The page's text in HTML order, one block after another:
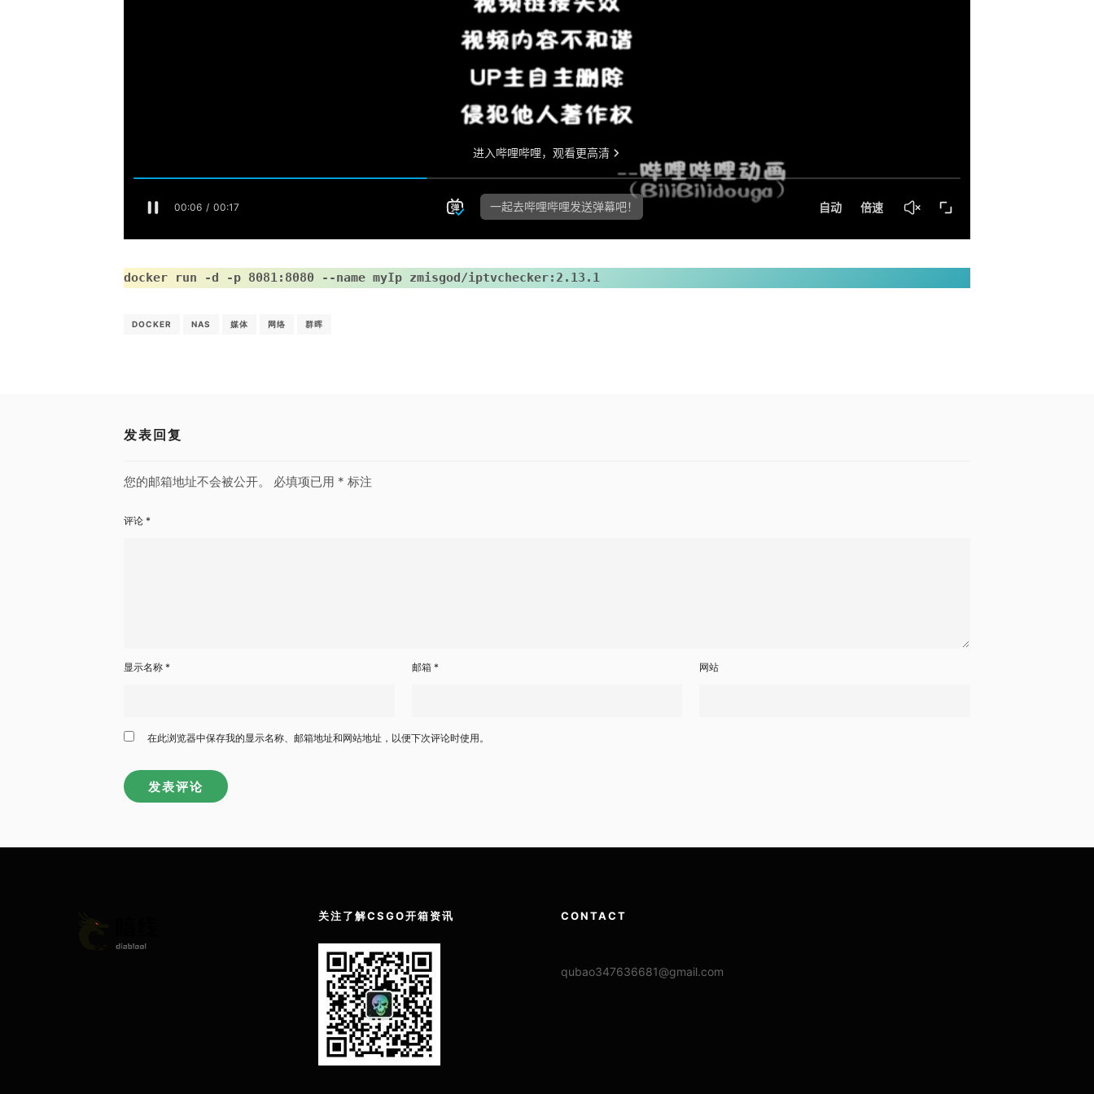
docker run -d -p 8081:8080 --name myIp zmisgod/iptvchecker:2.13.1
DOCKER NAS 媒体 网络 群晖
发表回复
您的邮箱地址不会被公开。 必填项已用 * 标注
评论 *
显示名称 * 邮箱 * 网站
在此浏览器中保存我的显示名称、邮箱地址和网站地址，以便下次评论时使用。
关注了解CSGO开箱资讯 CONTACT
qubao347636681@gmail.com